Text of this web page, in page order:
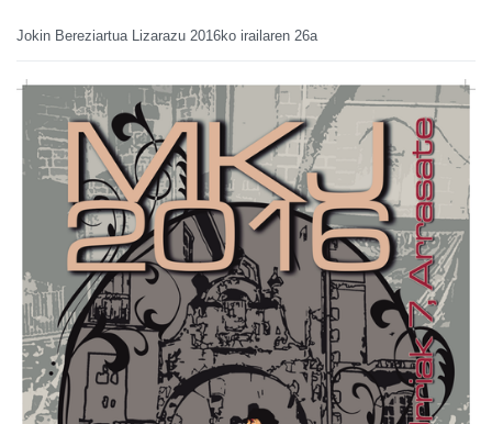
Jokin Bereziartua Lizarazu 2016ko irailaren 26a